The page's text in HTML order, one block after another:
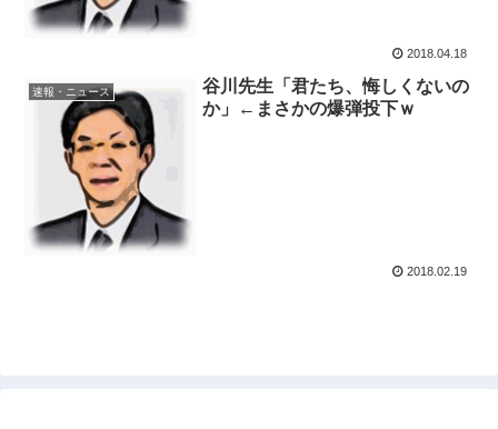
2018.04.18
速報・ニュース
谷川先生「君たち、悔しくないの
か」←まさかの爆弾投下ｗ
2018.02.19